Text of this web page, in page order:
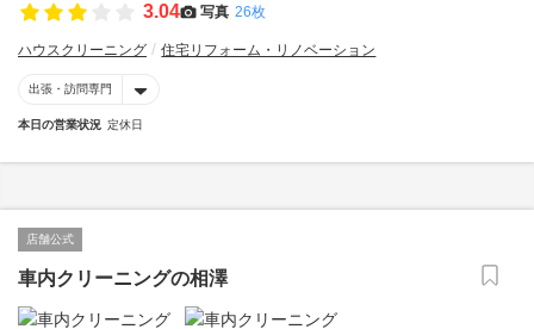
3.04 写真 26枚
ハウスクリーニング 住宅リフォーム・リノベーション
出張・訪問専門
本日の営業状況 定休日
店舗公式
車内クリーニングの相澤